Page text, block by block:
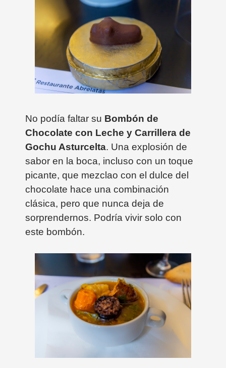
No podía faltar su Bombón de
Chocolate con Leche y Carrillera de
Gochu Asturcelta. Una explosión de
sabor en la boca, incluso con un toque
picante, que mezclao con el dulce del
chocolate hace una combinación
clásica, pero que nunca deja de
sorprendernos. Podría vivir solo con
este bombón.